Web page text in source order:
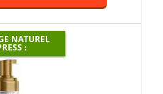
NATUREL
: